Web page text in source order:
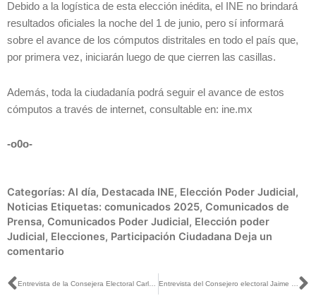
Debido a la logística de esta elección inédita, el INE no brindará
resultados oficiales la noche del 1 de junio, pero sí informará
sobre el avance de los cómputos distritales en todo el país que,
por primera vez, iniciarán luego de que cierren las casillas.
Además, toda la ciudadanía podrá seguir el avance de estos
cómputos a través de internet, consultable en: ine.mx
-o0o-
Categorías: Al día, Destacada INE, Elección Poder Judicial,
Noticias Etiquetas: comunicados 2025, Comunicados de
Prensa, Comunicados Poder Judicial, Elección poder
Judicial, Elecciones, Participación Ciudadana Deja un
comentario
Ant